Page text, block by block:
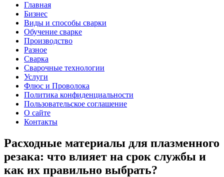
Главная
Бизнес
Виды и способы сварки
Обучение сварке
Производство
Разное
Сварка
Сварочные технологии
Услуги
Флюс и Проволока
Политика конфиденциальности
Пользовательское соглашение
О сайте
Контакты
Расходные материалы для плазменного
резака: что влияет на срок службы и
как их правильно выбрать?